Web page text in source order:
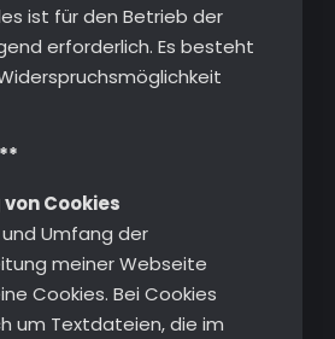
ist für den Betrieb der
erforderlich. Es besteht
Cookies
Umfang der
meiner Webseite
Cookies. Bei Cookies
um Textdateien, die im